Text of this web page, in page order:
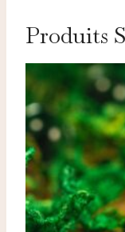
Produits